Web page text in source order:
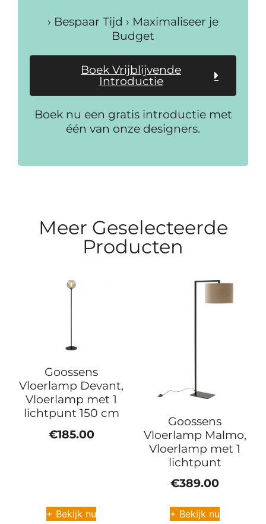
› Bespaar Tijd › Maximaliseer je
Budget
Boek Vrijblijvende
Introductie
Boek nu een gratis introductie met
één van onze designers.
Meer Geselecteerde
Producten
Goossens
Vloerlamp Devant,
Vloerlamp met 1
lichtpunt 150 cm
€185.00
+ Bekijk nu
Goossens
Vloerlamp Malmo,
Vloerlamp met 1
lichtpunt
€389.00
+ Bekijk nu